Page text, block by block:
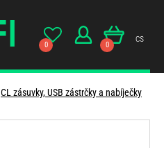
0 0
cs
CL zásuvky, USB zástrčky a nabíječky